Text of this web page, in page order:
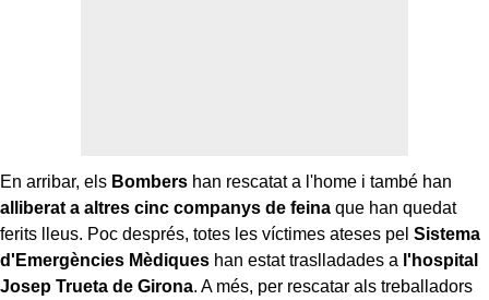
En arribar, els Bombers han rescatat a l'home i també han
alliberat a altres cinc companys de feina que han quedat
ferits lleus. Poc després, totes les víctimes ateses pel Sistema
d'Emergències Mèdiques han estat traslladades a l'hospital
Josep Trueta de Girona. A més, per rescatar als treballadors